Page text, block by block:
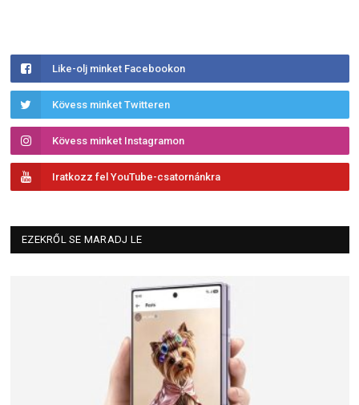
Like-olj minket Facebookon
Kövess minket Twitteren
Kövess minket Instagramon
Iratkozz fel YouTube-csatornánkra
EZEKRŐL SE MARADJ LE